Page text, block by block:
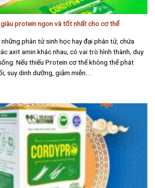
protein ngon và tốt nhất cho cơ thể
phân tử sinh học hay đại phân tử, chứa
axit amin khác nhau, có vai trò hình thành, duy
Nếu thiếu Protein cơ thể không thể phát
suy dinh dưỡng, giảm miễn....